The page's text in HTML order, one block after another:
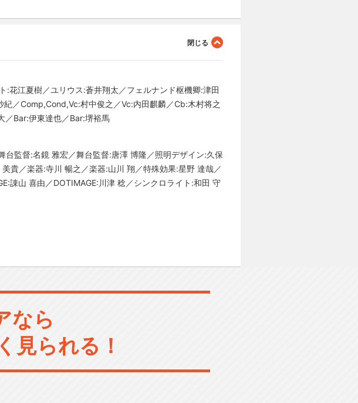
花江夏樹／ユリウス:蒼井翔太／フェルナンド枢機卿:津田
／Comp,Cond,Vc:村中俊之／Vc:内田麒麟／Cb:木村将之
／Bar:伊東達也／Bar:堺裕馬
監督:名鏡 雅宏／舞台監督:唐澤 博隆／照明デザイン:久保
貴／楽器:寺川 暢之／楽器:山川 翔／特殊効果:星野 達哉／
諌山 喜由／DOTIMAGE:川津 稔／シンクロライト:和田 守
なら
見られる！